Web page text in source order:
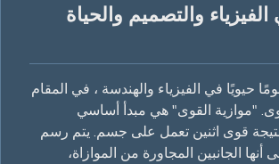
والتصميم والحياة
حيويًا في الفيزياء والهندسة ، في المقام
"موازية القوى" هي مبدأ أساسي
قوى اثنين تعمل على جسم. يتم رسم
أنها الجانبين المجاورة من الموازاة،